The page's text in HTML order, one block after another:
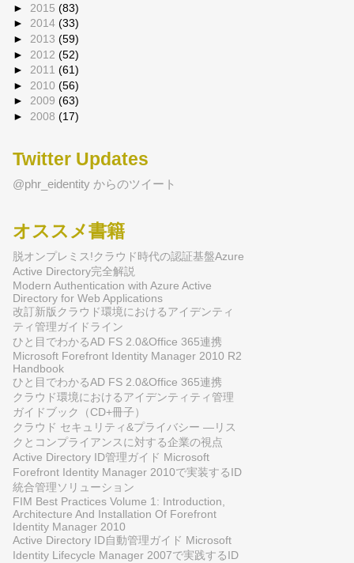
► 2015 (83)
► 2014 (33)
► 2013 (59)
► 2012 (52)
► 2011 (61)
► 2010 (56)
► 2009 (63)
► 2008 (17)
Twitter Updates
@phr_eidentity からのツイート
オススメ書籍
脱オンプレミス!クラウド時代の認証基盤Azure
Active Directory完全解説
Modern Authentication with Azure Active
Directory for Web Applications
改訂新版クラウド環境におけるアイデンティ
ティ管理ガイドライン
ひと目でわかるAD FS 2.0&Office 365連携
Microsoft Forefront Identity Manager 2010 R2
Handbook
ひと目でわかるAD FS 2.0&Office 365連携
クラウド環境におけるアイデンティティ管理
ガイドブック（CD+冊子）
クラウド セキュリティ&プライバシー ―リス
クとコンプライアンスに対する企業の視点
Active Directory ID管理ガイド Microsoft
Forefront Identity Manager 2010で実装するID
統合管理ソリューション
FIM Best Practices Volume 1: Introduction,
Architecture And Installation Of Forefront
Identity Manager 2010
Active Directory ID自動管理ガイド Microsoft
Identity Lifecycle Manager 2007で実践するID